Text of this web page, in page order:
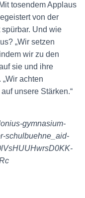
tosendem Applaus
von der
Und wie
„Wir setzen
wir zu den
sie und ihre
achten
unsere Stärken.“
gymnasium-
schulbuehne_aid-